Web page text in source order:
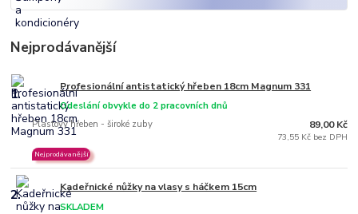
Nejprodávanější
1. Profesionální antistatický hřeben 18cm Magnum 331
Plastový hřeben - široké zuby
Odeslání obvykle do 2 pracovních dnů
Nejprodávanější
89,00 Kč
73,55 Kč bez DPH
2. Kadeřnické nůžky na vlasy s háčkem 15cm
SKLADEM